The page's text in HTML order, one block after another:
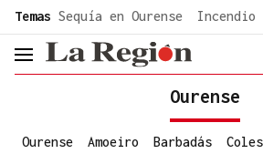
common.go-to-content
Temas Sequía en Ourense Incendio
header.menu.open
Ourense
Ourense Amoeiro Barbadás Coles